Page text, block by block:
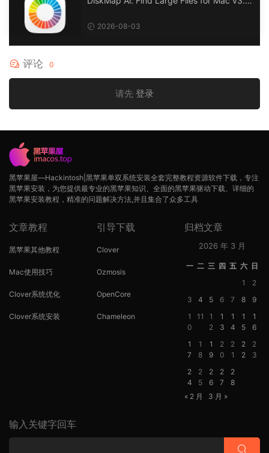
2026-08-03
评论 0
请先 登录
黑苹果屋—Hackintosh|黑苹果单双系统安装全套完整教程资源软件下载，专注
黑苹果安装，为您提供最专业的黑苹果知识、全面的黑苹果驱动下载、详细的
黑苹果安装教程，精准的问题解决方法,并且集合了众多工具
文章教程
黑苹果其他教程
Mac使用技巧
Clover系统优化
Clover系统安装
引导下载
Clover
Ozmosis
OpenCore
Chameleon
归档文章
2026 年 3 月
一 二 三 四 五 六 日
1
2
3
4 5 6 7 8
9
1
0
11
1
2
1
3
1
4
1
5
1
6
1
7
1
8
1
9
2
0
2
1
2
2
2
3
2
4
2
5
2
6
2
7
2
8
« 2 月
3 月 »
输入关键字回车